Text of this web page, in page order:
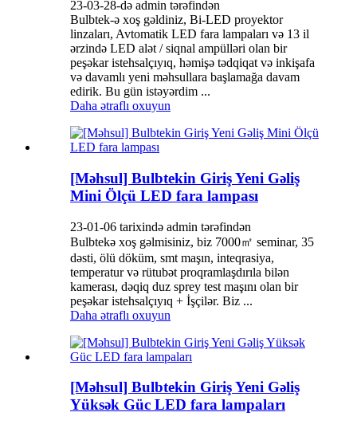
23-03-28-də admin tərəfindən
Bulbtek-ə xoş gəldiniz, Bi-LED proyektor
linzaları, Avtomatik LED fara lampaları və 13 il
ərzində LED alət / siqnal ampülləri olan bir
peşəkar istehsalçıyıq, həmişə tədqiqat və inkişafa
və davamlı yeni məhsullara başlamağa davam
edirik. Bu gün istəyərdim ...
Daha ətraflı oxuyun
[Məhsul] Bulbtekin Giriş Yeni Gəliş
Mini Ölçü LED fara lampası
23-01-06 tarixində admin tərəfindən
Bulbtekə xoş gəlmisiniz, biz 7000㎡ seminar, 35
dəsti, ölü döküm, smt maşın, inteqrasiya,
temperatur və rütubət proqramlaşdırıla bilən
kamerası, dəqiq duz sprey test maşını olan bir
peşəkar istehsalçıyıq + İşçilər. Biz ...
Daha ətraflı oxuyun
[Məhsul] Bulbtekin Giriş Yeni Gəliş
Yüksək Güc LED fara lampaları